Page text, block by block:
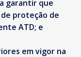
garantir que
proteção de
ATD; e
em vigor na